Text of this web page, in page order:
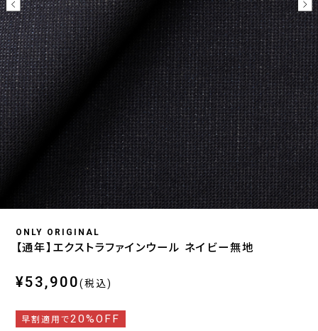
ONLY ORIGINAL
【通年】エクストラファインウール ネイビー無地
¥53,900(税込)
早割適用で20%OFF